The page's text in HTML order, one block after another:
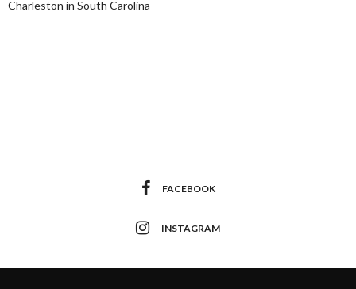
Charleston in South Carolina
FACEBOOK
INSTAGRAM